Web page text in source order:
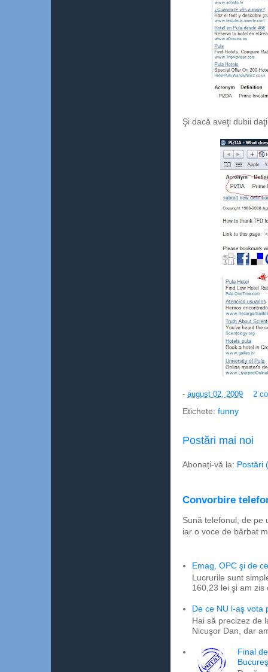
Şi dacă aveţi dubii
- august 02, 2009 2
Etichete: funny
Postări mai noi
Abonați-vă la: Postări
Convorbire
Sună telefonul, de pe
iar o voce de bărbat
Emag, OPC şi de
Lucrurile sunt
160,23 lei şi am
De ce NU l-aş vota
Hai să precizez de
Nicuşor Dan, dar
Final